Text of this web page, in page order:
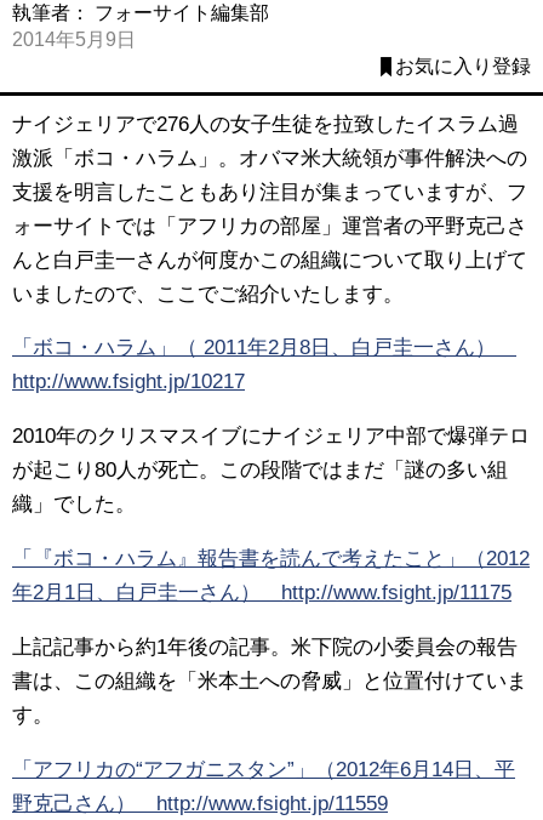
執筆者： フォーサイト編集部
2014年5月9日
お気に入り登録
ナイジェリアで276人の女子生徒を拉致したイスラム過
激派「ボコ・ハラム」。オバマ米大統領が事件解決への
支援を明言したこともあり注目が集まっていますが、フ
ォーサイトでは「アフリカの部屋」運営者の平野克己さ
んと白戸圭一さんが何度かこの組織について取り上げて
いましたので、ここでご紹介いたします。
「ボコ・ハラム」（ 2011年2月8日、白戸圭一さん）
http://www.fsight.jp/10217
2010年のクリスマスイブにナイジェリア中部で爆弾テロ
が起こり80人が死亡。この段階ではまだ「謎の多い組
織」でした。
「『ボコ・ハラム』報告書を読んで考えたこと」（2012
年2月1日、白戸圭一さん） http://www.fsight.jp/11175
上記記事から約1年後の記事。米下院の小委員会の報告
書は、この組織を「米本土への脅威」と位置付けていま
す。
「アフリカの“アフガニスタン”」（2012年6月14日、平
野克己さん） http://www.fsight.jp/11559